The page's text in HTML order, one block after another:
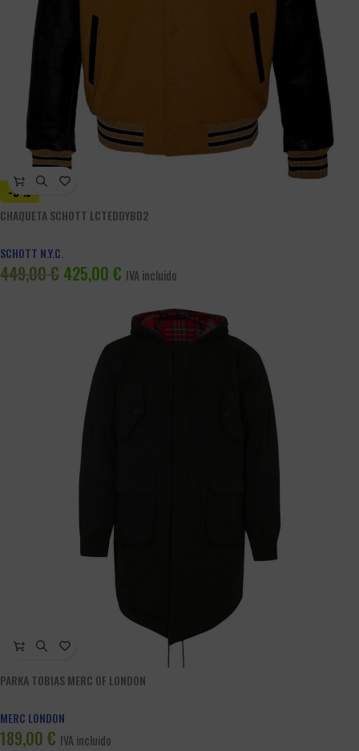
-5%
CHAQUETA SCHOTT LCTEDDYBD2
SCHOTT N.Y.C.
449,00 € 425,00 € IVA incluido
PARKA TOBIAS MERC OF LONDON
MERC LONDON
189,00 € IVA incluido